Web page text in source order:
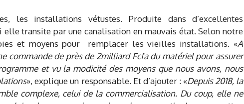
les installations vétustes. Produite dans d’excellentes
elle transite par une canalisation en mauvais état. Selon notre
et moyens pour remplacer les vieilles installations. «A
commande de près de 2milliard Fcfa du matériel pour assurer
et vu la modicité des moyens que nous avons, nous
», explique un responsable. Et d’ajouter : «Depuis 2018, la
complexe, celui de la commercialisation. Du coup, elle ne